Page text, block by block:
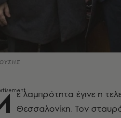
ε λαμπρότητα έγινε η
Θεσσαλονίκη. Τον